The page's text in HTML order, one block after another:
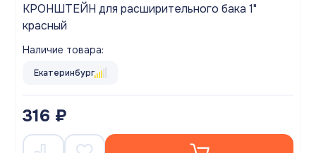
КРОНШТЕЙН для расширительного бака 1"
красный
Наличие товара:
Екатеринбург
316 ₽